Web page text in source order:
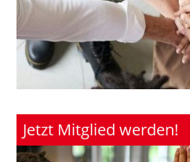
Jetzt Mitglied werden!